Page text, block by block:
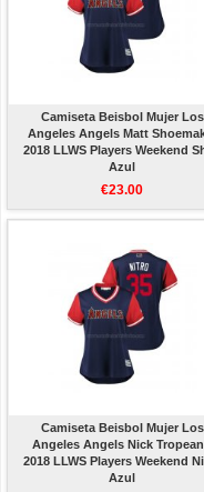
Camiseta Beisbol Mujer Los
Angeles Angels Matt
2018 LLWS Players Weekend
Azul
€23.00
Camiseta Beisbol Mujer Los
Angeles Angels Nick
2018 LLWS Players Weekend
Azul